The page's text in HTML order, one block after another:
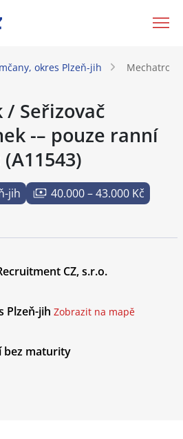
okres Plzeň-jih
Seřizovač
-– pouze ranní
jih
40.000 – 43.000 Kč
CZ, s.r.o.
Plzeň-jih Zobrazit na mapě
bez maturity